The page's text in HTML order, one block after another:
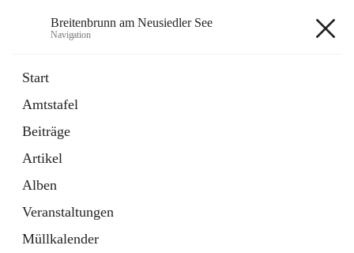
Breitenbrunn am Neusiedler See
Navigation
Start
Amtstafel
Beiträge
Artikel
Alben
Veranstaltungen
Müllkalender
18 Schnellzugriffe
Gemeindeservice